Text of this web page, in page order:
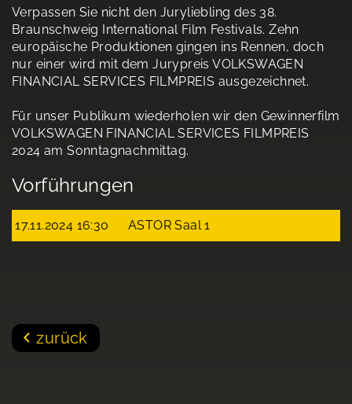
Verpassen Sie nicht den Juryliebling des 38.
Braunschweig International Film Festivals. Zehn
europäische Produktionen gingen ins Rennen, doch
nur einer wird mit dem Jurypreis VOLKSWAGEN
FINANCIAL SERVICES FILMPREIS ausgezeichnet.
Für unser Publikum wiederholen wir den Gewinnerfilm
VOLKSWAGEN FINANCIAL SERVICES FILMPREIS
2024 am Sonntagnachmittag.
Vorführungen
17.11.2024 16:30 ASTOR Saal 1
zurück